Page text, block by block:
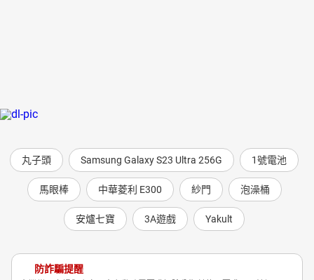
丸子頭 Samsung Galaxy S23 Ultra 256G 1號電池
馬眼棒 中華菱利 E300 紗門 泡澡桶
安爐七寶 3A遊戲 Yakult
防詐騙提醒